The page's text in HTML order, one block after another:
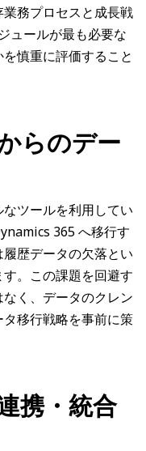
務プロセスと成長戦
ュールが最も必要な
慎重に評価すること
らのデー
ツールを利用してい
365 へ移行す
歴データの欠落とい
。この課題を回避す
く、データのクレン
移行戦略を事前に策
携・統合